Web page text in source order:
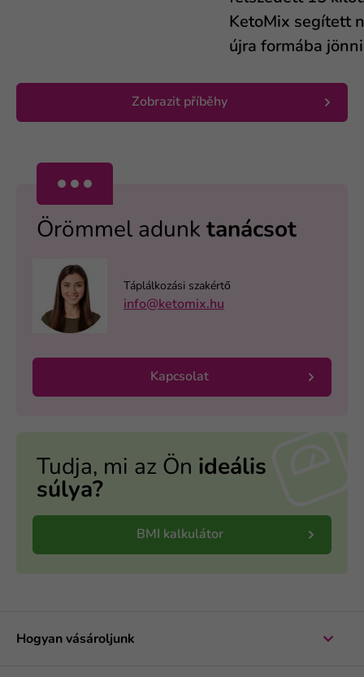
KetoMix segített
újra formába
Zobrazit příběhy
Örömmel adunk tanácsot
Táplálkozási szakértő
info@ketomix.hu
Kapcsolat
Tudja, mi az Ön ideális
súlya?
BMI kalkulátor
Hogyan vásároljunk